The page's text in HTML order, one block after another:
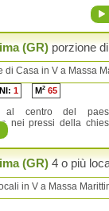
(GR) porzione
1 M2 65
al centro del
nei pressi della
(GR) 4 o più